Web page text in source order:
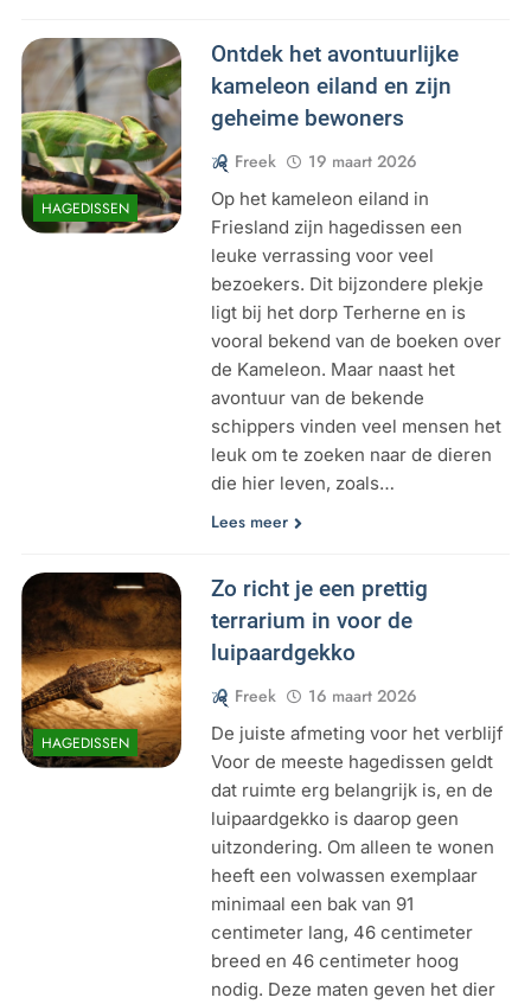
HAGEDISSEN
Ontdek het avontuurlijke
kameleon eiland en zijn
geheime bewoners
Freek 19 maart 2026
Op het kameleon eiland in
Friesland zijn hagedissen een
leuke verrassing voor veel
bezoekers. Dit bijzondere plekje
ligt bij het dorp Terherne en is
vooral bekend van de boeken over
de Kameleon. Maar naast het
avontuur van de bekende
schippers vinden veel mensen het
leuk om te zoeken naar de dieren
die hier leven, zoals…
Lees meer
HAGEDISSEN
Zo richt je een prettig
terrarium in voor de
luipaardgekko
Freek 16 maart 2026
De juiste afmeting voor het verblijf
Voor de meeste hagedissen geldt
dat ruimte erg belangrijk is, en de
luipaardgekko is daarop geen
uitzondering. Om alleen te wonen
heeft een volwassen exemplaar
minimaal een bak van 91
centimeter lang, 46 centimeter
breed en 46 centimeter hoog
nodig. Deze maten geven het dier